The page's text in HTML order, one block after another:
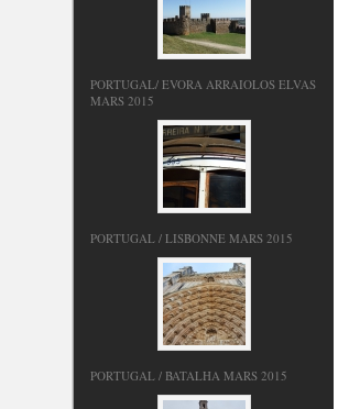
PORTUGAL/ EVORA ARRAIOLOS ELVAS
MARS 2015
PORTUGAL / LISBONNE MARS 2015
PORTUGAL / BATALHA MARS 2015